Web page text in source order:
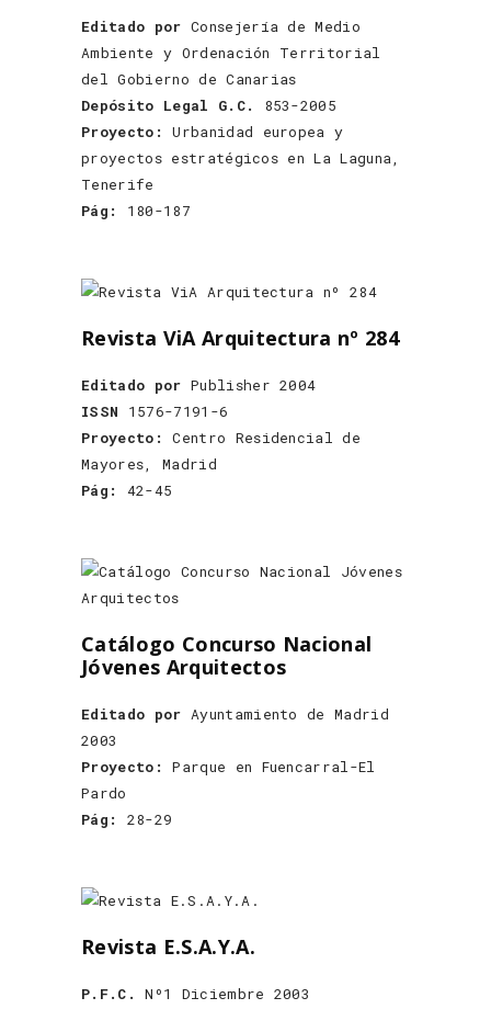
Editado por Consejería de Medio
Ambiente y Ordenación Territorial
del Gobierno de Canarias
Depósito Legal G.C.
853-2005
Proyecto:
Urbanidad europea y
proyectos estratégicos en La Laguna,
Tenerife
Pág:
180-187
Revista ViA Arquitectura nº 284
Editado por Publisher 2004
ISSN 1576-7191-6
Proyecto:
Centro Residencial de
Mayores, Madrid
Pág:
42-45
Catálogo Concurso Nacional
Jóvenes Arquitectos
Editado por Ayuntamiento de Madrid
2003
Proyecto:
Parque en Fuencarral-El
Pardo
Pág:
28-29
Revista E.S.A.Y.A.
P.F.C.
Nº1 Diciembre 2003